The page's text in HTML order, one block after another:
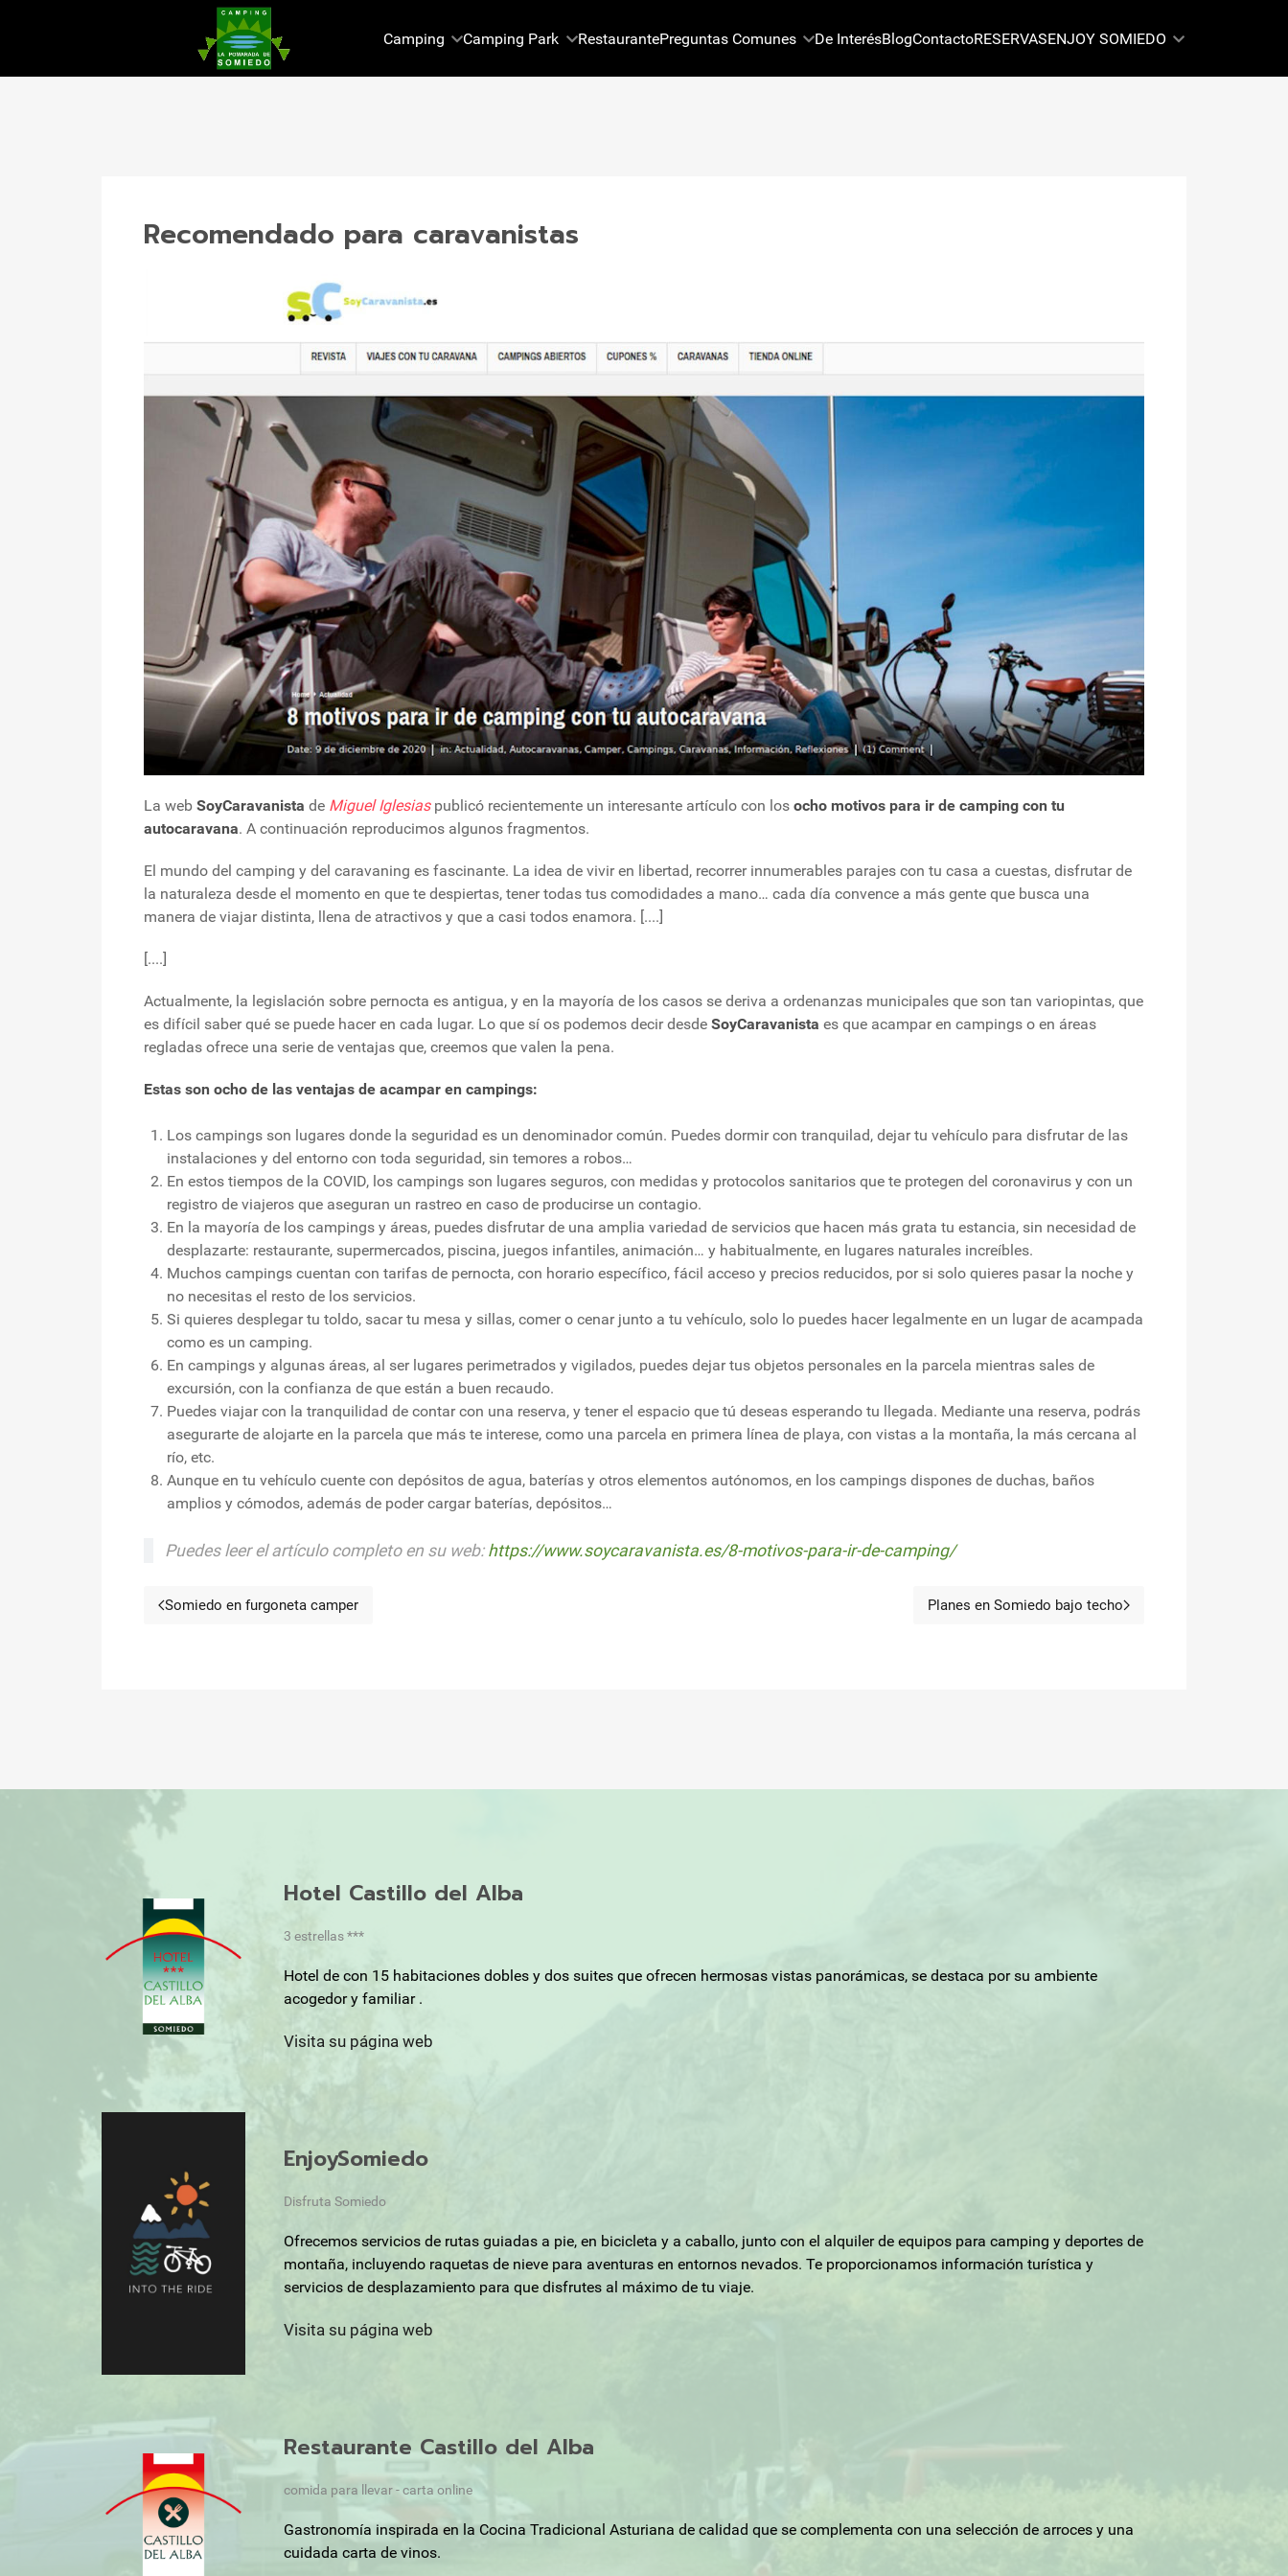
Camping Camping Park RestaurantePreguntas Comunes De InterésBlogContactoRESERVASENJOY SOMIEDO
Recomendado para caravanistas
La web SoyCaravanista de Miguel Iglesiaspublicó recientemente un interesante artículo con los ocho motivos para ir de camping con tu
autocaravana. A continuación reproducimos algunos fragmentos.
El mundo del camping y del caravaning es fascinante. La idea de vivir en libertad, recorrer innumerables parajes con tu casa a cuestas, disfrutar de
la naturaleza desde el momento en que te despiertas, tener todas tus comodidades a mano… cada día convence a más gente que busca una
manera de viajar distinta, llena de atractivos y que a casi todos enamora. [....]
[....]
Actualmente, la legislación sobre pernocta es antigua, y en la mayoría de los casos se deriva a ordenanzas municipales que son tan variopintas, que
es difícil saber qué se puede hacer en cada lugar. Lo que sí os podemos decir desde SoyCaravanista es que acampar en campings o en áreas
regladas ofrece una serie de ventajas que, creemos que valen la pena.
Estas son ocho de las ventajas de acampar en campings:
Los campings son lugares donde la seguridad es un denominador común. Puedes dormir con tranquilad, dejar tu vehículo para disfrutar de las
instalaciones y del entorno con toda seguridad, sin temores a robos…
En estos tiempos de la COVID, los campings son lugares seguros, con medidas y protocolos sanitarios que te protegen del coronavirus y con un
registro de viajeros que aseguran un rastreo en caso de producirse un contagio.
En la mayoría de los campings y áreas, puedes disfrutar de una amplia variedad de servicios que hacen más grata tu estancia, sin necesidad de
desplazarte: restaurante, supermercados, piscina, juegos infantiles, animación… y habitualmente, en lugares naturales increíbles.
Muchos campings cuentan con tarifas de pernocta, con horario específico, fácil acceso y precios reducidos, por si solo quieres pasar la noche y
no necesitas el resto de los servicios.
Si quieres desplegar tu toldo, sacar tu mesa y sillas, comer o cenar junto a tu vehículo, solo lo puedes hacer legalmente en un lugar de acampada
como es un camping.
En campings y algunas áreas, al ser lugares perimetrados y vigilados, puedes dejar tus objetos personales en la parcela mientras sales de
excursión, con la confianza de que están a buen recaudo.
Puedes viajar con la tranquilidad de contar con una reserva, y tener el espacio que tú deseas esperando tu llegada. Mediante una reserva, podrás
asegurarte de alojarte en la parcela que más te interese, como una parcela en primera línea de playa, con vistas a la montaña, la más cercana al
río, etc.
Aunque en tu vehículo cuente con depósitos de agua, baterías y otros elementos autónomos, en los campings dispones de duchas, baños
amplios y cómodos, además de poder cargar baterías, depósitos…
Puedes leer el artículo completo en su web: https://www.soycaravanista.es/8-motivos-para-ir-de-camping/
Artículo anterior: Somiedo en furgoneta camper
Somiedo en furgoneta camper
Artículo siguiente: Planes en Somiedo
Planes en Somiedo bajo techo
Hotel Castillo del Alba
3 estrellas ***
Hotel de con 15 habitaciones dobles y dos suites que ofrecen hermosas vistas panorámicas, se destaca por su ambiente
acogedor y familiar .
Visita su página web
EnjoySomiedo
Disfruta Somiedo
Ofrecemos servicios de rutas guiadas a pie, en bicicleta y a caballo, junto con el alquiler de equipos para camping y deportes de
montaña, incluyendo raquetas de nieve para aventuras en entornos nevados. Te proporcionamos información turística y
servicios de desplazamiento para que disfrutes al máximo de tu viaje.
Visita su página web
Restaurante Castillo del Alba
comida para llevar - carta online
Gastronomía inspirada en la Cocina Tradicional Asturiana de calidad que se complementa con una selección de arroces y una
cuidada carta de vinos.